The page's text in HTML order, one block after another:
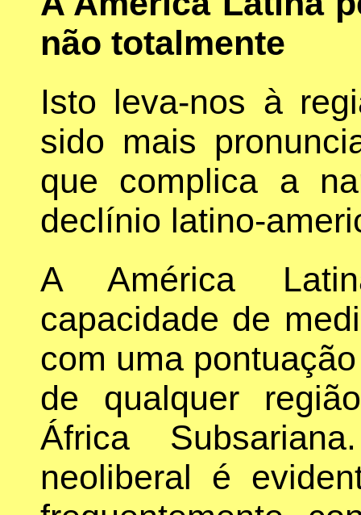
não totalmente
Isto leva-nos à
sido mais
que complica a
declínio latino-
A América
capacidade de
com uma
de qualquer
África
neoliberal é